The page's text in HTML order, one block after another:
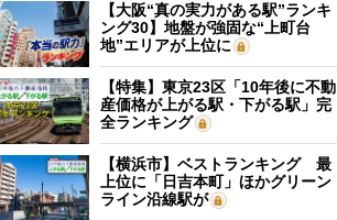
【大阪“真の実力がある駅”ランキ
ング30】地盤が強固な“上町台
地”エリアが上位に
【特集】東京23区「10年後に不動
産価格が上がる駅・下がる駅」完
全ランキング
【横浜市】ベストランキング 最
上位に「日吉本町」ほかグリーン
ライン沿線駅が